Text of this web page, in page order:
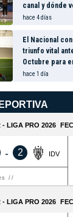
canal y dónde
los octavos de
hace 4 días
El Nacional
triunfo vital
Octubre para
fe en la
hace 1 día